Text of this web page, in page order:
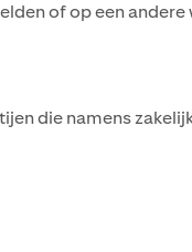
of op een
die namens